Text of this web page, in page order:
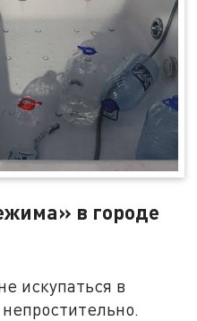
в городе
искупаться в